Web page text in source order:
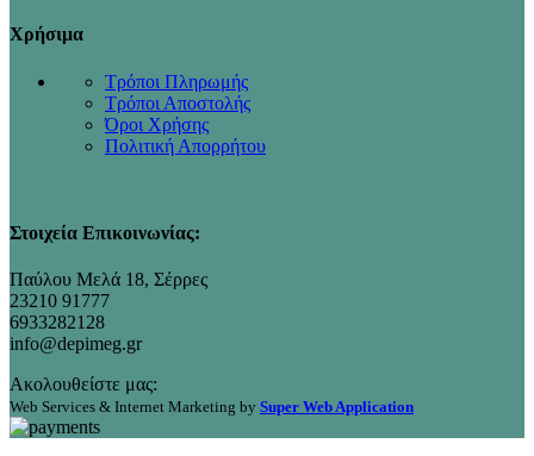
Χρήσιμα
Τρόποι Πληρωμής
Τρόποι Αποστολής
Όροι Χρήσης
Πολιτική Απορρήτου
Στοιχεία Επικοινωνίας:
Παύλου Μελά 18, Σέρρες
23210 91777
6933282128
info@depimeg.gr
Ακολουθείστε μας:
Web Services & Internet Marketing by Super Web Application